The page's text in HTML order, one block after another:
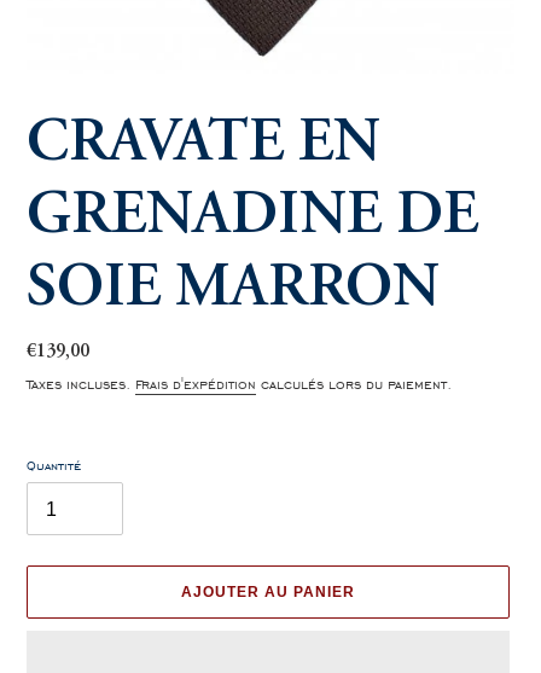
CRAVATE EN
GRENADINE DE
SOIE MARRON
Prix
normal
€139,00
Taxes incluses. Frais d'expédition calculés lors du paiement.
Quantité
AJOUTER AU PANIER